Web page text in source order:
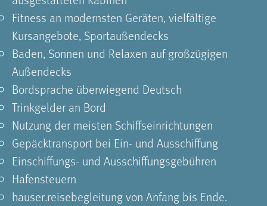
Fitness an modernsten Geräten, vielfältige
Kursangebote, Sportaußendecks
Baden, Sonnen und Relaxen auf großzügigen
Außendecks
Bordsprache überwiegend Deutsch
Trinkgelder an Bord
Nutzung der meisten Schiffseinrichtungen
Gepäcktransport bei Ein- und Ausschiffung
Einschiffungs- und Ausschiffungsgebühren
Hafensteuern
hauser.reisebegleitung von Anfang bis Ende.